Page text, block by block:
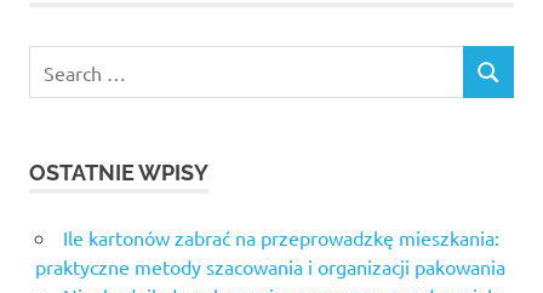
for:
SEARCH
OSTATNIE WPISY
Ile kartonów zabrać na przeprowadzkę mieszkania:
praktyczne metody szacowania i organizacji pakowania